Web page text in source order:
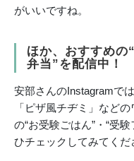
がいいですね。
ほか、おすすめの
弁当”を配信中！
安部さんのInstagramで
「ピザ風チヂミ」など
の“お受験ごはん”・“受
ひチェックしてみてくだ